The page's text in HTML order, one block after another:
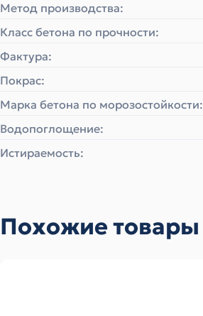
Метод производства:
Класс бетона по прочности:
Фактура:
Покрас:
Марка бетона по морозостойкости:
Водопоглощение:
Истираемость:
Похожие товары